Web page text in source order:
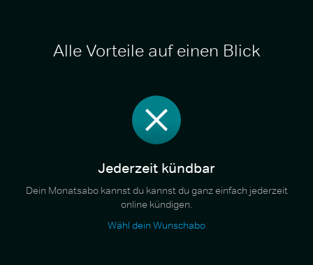
Alle Vorteile auf einen Blick
Jederzeit kündbar
Dein Monatsabo kannst du kannst du ganz einfach jederzeit
online kündigen.
Wähl dein Wunschabo